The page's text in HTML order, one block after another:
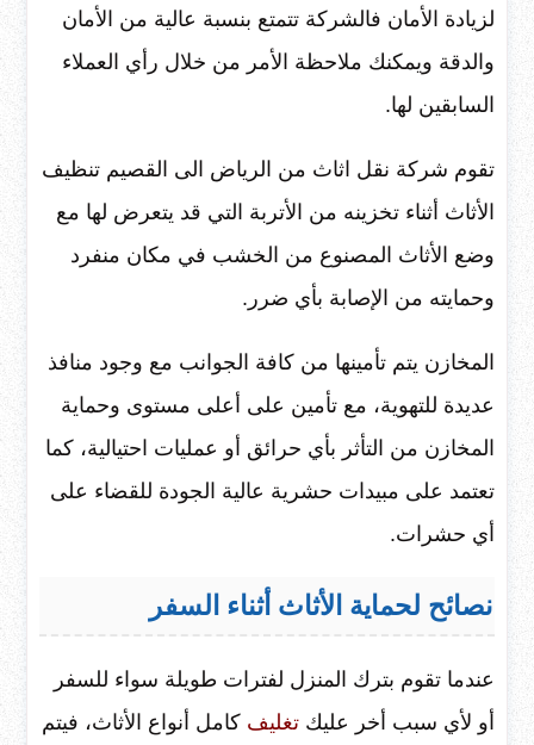
لزيادة الأمان فالشركة تتمتع بنسبة عالية من الأمان
والدقة ويمكنك ملاحظة الأمر من خلال رأي العملاء
السابقين لها.
تقوم شركة نقل اثاث من الرياض الى القصيم تنظيف
الأثاث أثناء تخزينه من الأتربة التي قد يتعرض لها مع
وضع الأثاث المصنوع من الخشب في مكان منفرد
وحمايته من الإصابة بأي ضرر.
المخازن يتم تأمينها من كافة الجوانب مع وجود منافذ
عديدة للتهوية، مع تأمين على أعلى مستوى وحماية
المخازن من التأثر بأي حرائق أو عمليات احتيالية، كما
تعتمد على مبيدات حشرية عالية الجودة للقضاء على
أي حشرات.
نصائح لحماية الأثاث أثناء السفر
عندما تقوم بترك المنزل لفترات طويلة سواء للسفر
أو لأي سبب أخر عليك تغليف كامل أنواع الأثاث، فيتم